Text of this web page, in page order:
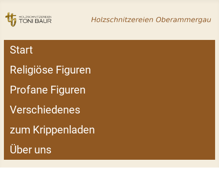
Start
Religiöse Figuren
Profane Figuren
Verschiedenes
zum Krippenladen
Über uns